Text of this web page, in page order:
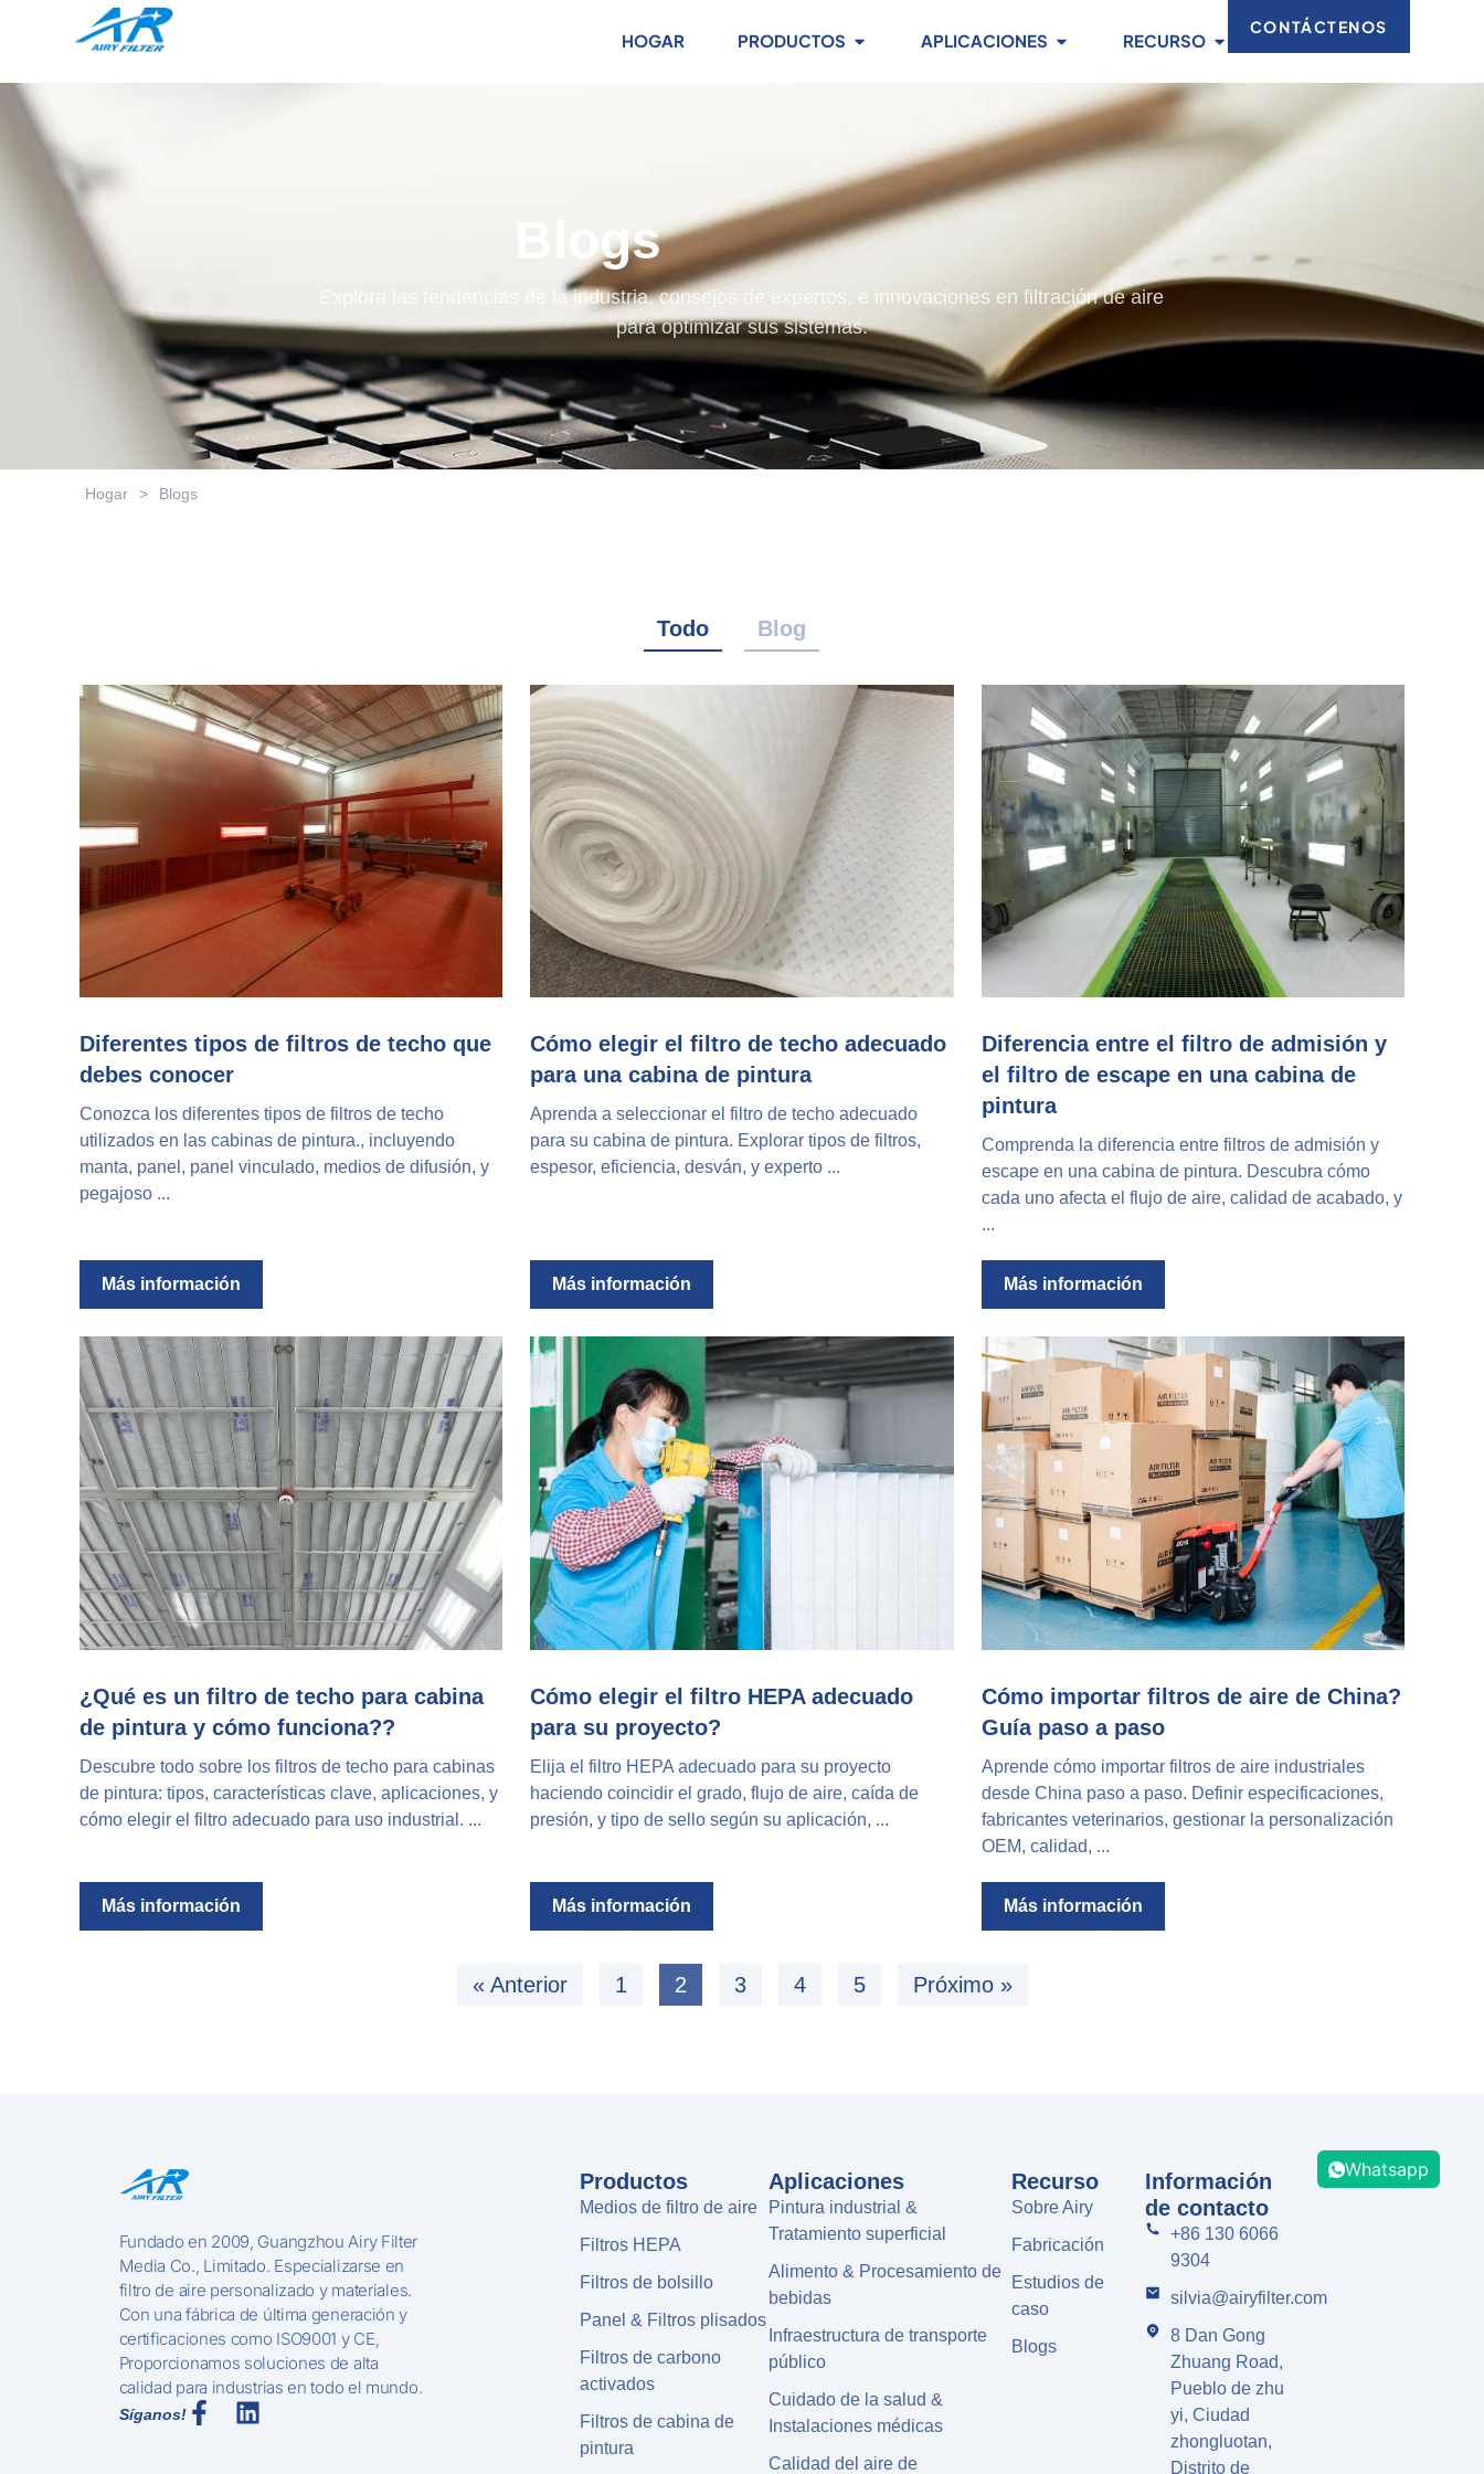
HOGAR PRODUCTOS APLICACIONES RECURSO
CONTÁCTENOS
Blogs
Explora las tendencias de la industria, consejos de expertos, e innovaciones en filtración de aire
para optimizar sus sistemas.
Hogar > Blogs
Todo Blog
Diferentes tipos de filtros de techo que
debes conocer
Conozca los diferentes tipos de filtros de techo
utilizados en las cabinas de pintura., incluyendo
manta, panel, panel vinculado, medios de difusión, y
pegajoso ...
Más información
Cómo elegir el filtro de techo adecuado
para una cabina de pintura
Aprenda a seleccionar el filtro de techo adecuado
para su cabina de pintura. Explorar tipos de filtros,
espesor, eficiencia, desván, y experto ...
Más información
Diferencia entre el filtro de admisión y
el filtro de escape en una cabina de
pintura
Comprenda la diferencia entre filtros de admisión y
escape en una cabina de pintura. Descubra cómo
cada uno afecta el flujo de aire, calidad de acabado, y
...
Más información
¿Qué es un filtro de techo para cabina
de pintura y cómo funciona??
Descubre todo sobre los filtros de techo para cabinas
de pintura: tipos, características clave, aplicaciones, y
cómo elegir el filtro adecuado para uso industrial. ...
Más información
Cómo elegir el filtro HEPA adecuado
para su proyecto?
Elija el filtro HEPA adecuado para su proyecto
haciendo coincidir el grado, flujo de aire, caída de
presión, y tipo de sello según su aplicación, ...
Más información
Cómo importar filtros de aire de China?
Guía paso a paso
Aprende cómo importar filtros de aire industriales
desde China paso a paso. Definir especificaciones,
fabricantes veterinarios, gestionar la personalización
OEM, calidad, ...
Más información
« Anterior 1 2 3 4 5 Próximo »
Fundado en 2009, Guangzhou Airy Filter
Media Co., Limitado. Especializarse en
filtro de aire personalizado y materiales.
Con una fábrica de última generación y
certificaciones como ISO9001 y CE,
Proporcionamos soluciones de alta
calidad para industrias en todo el mundo.
Síganos!
Productos
Medios de filtro de aire
Filtros HEPA
Filtros de bolsillo
Panel & Filtros plisados
Filtros de carbono
activados
Filtros de cabina de
pintura
Aplicaciones
Pintura industrial &
Tratamiento superficial
Alimento & Procesamiento de
bebidas
Infraestructura de transporte
público
Cuidado de la salud &
Instalaciones médicas
Calidad del aire de
Recurso
Sobre Airy
Fabricación
Estudios de
caso
Blogs
Información
de contacto
+86 130 6066
9304
silvia@airyfilter.com
8 Dan Gong
Zhuang Road,
Pueblo de zhu
yi, Ciudad
zhongluotan,
Distrito de
Whatsapp